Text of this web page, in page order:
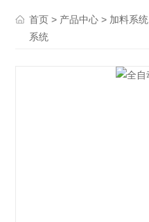
首页 > 产品中心 > 加料系统
系统